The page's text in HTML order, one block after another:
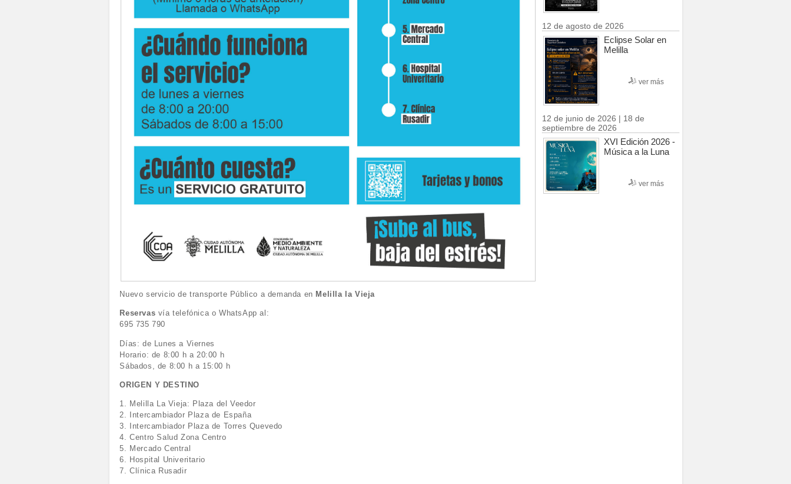
Nuevo servicio de transporte Público a demanda en Melilla la Vieja
Reservas vía telefónica o WhatsApp al:
695 735 790
Días: de Lunes a Viernes
Horario: de 8:00 h a 20:00 h
Sábados, de 8:00 h a 15:00 h
ORIGEN Y DESTINO
1. Melilla La Vieja: Plaza del Veedor
2. Intercambiador Plaza de España
3. Intercambiador Plaza de Torres Quevedo
4. Centro Salud Zona Centro
5. Mercado Central
6. Hospital Univeritario
7. Clínica Rusadir
12 de agosto de 2026
Eclipse Solar en
Melilla
ver más
12 de junio de 2026 | 18 de
septiembre de 2026
XVI Edición 2026 -
Música a la Luna
ver más